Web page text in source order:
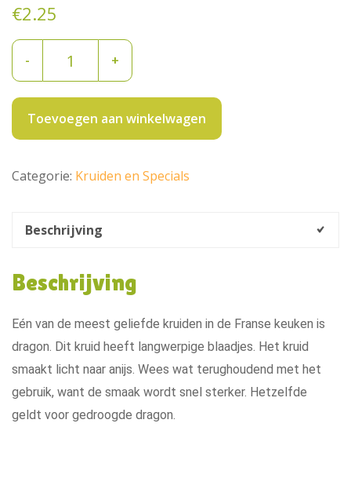
€2.25
-
bos
aantal
+
Toevoegen aan winkelwagen
Categorie: Kruiden en Specials
Beschrijving
Beschrijving
Eén van de meest geliefde kruiden in de Franse keuken is
dragon. Dit kruid heeft langwerpige blaadjes. Het kruid
smaakt licht naar anijs. Wees wat terughoudend met het
gebruik, want de smaak wordt snel sterker. Hetzelfde
geldt voor gedroogde dragon.